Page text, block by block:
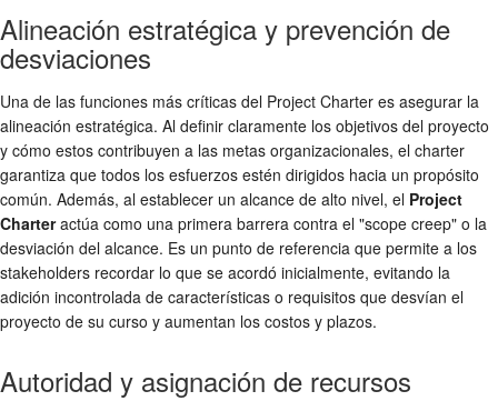
Alineación estratégica y prevención de
desviaciones
Una de las funciones más críticas del Project Charter es asegurar la
alineación estratégica. Al definir claramente los objetivos del proyecto
y cómo estos contribuyen a las metas organizacionales, el charter
garantiza que todos los esfuerzos estén dirigidos hacia un propósito
común. Además, al establecer un alcance de alto nivel, el Project
Charteractúa como una primera barrera contra el "scope creep" o la
desviación del alcance. Es un punto de referencia que permite a los
stakeholders recordar lo que se acordó inicialmente, evitando la
adición incontrolada de características o requisitos que desvían el
proyecto de su curso y aumentan los costos y plazos.
Autoridad y asignación de recursos